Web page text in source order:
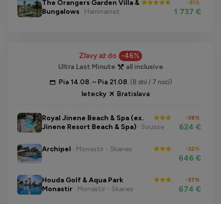
The Orangers Garden Villa &
Bungalows · Hammamet
-31%
1 737 €
Zľavy až do -46%
Ultra Last Minute
all inclusive
Pia 14.08. – Pia 21.08. (8 dní / 7 nocí)
letecky Bratislava
Royal Jinene Beach & Spa (ex.
Jinene Resort Beach & Spa) · Sousse
-39%
624 €
Archipel · Monastir - Skanes -32%
646 €
Houda Golf & Aqua Park
Monastir · Monastir - Skanes
-37%
674 €